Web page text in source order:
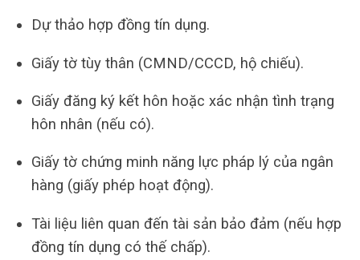
Dự thảo hợp đồng tín dụng.
Giấy tờ tùy thân (CMND/CCCD, hộ chiếu).
Giấy đăng ký kết hôn hoặc xác nhận tình trạng
hôn nhân (nếu có).
Giấy tờ chứng minh năng lực pháp lý của ngân
hàng (giấy phép hoạt động).
Tài liệu liên quan đến tài sản bảo đảm (nếu hợp
đồng tín dụng có thế chấp).